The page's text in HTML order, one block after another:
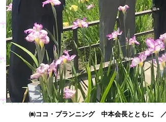
㈱ココ・プランニング 中本会長とともに